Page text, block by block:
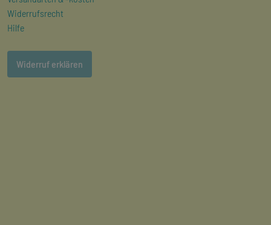
Widerrufsrecht
Hilfe
Widerruf erklären